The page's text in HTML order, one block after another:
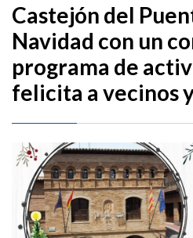
Castejón del
Navidad con un
programa de
felicita a vecinos